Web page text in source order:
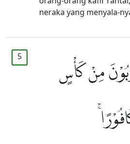
neraka yang menyala-
5
مِنْ كَأْسٍ